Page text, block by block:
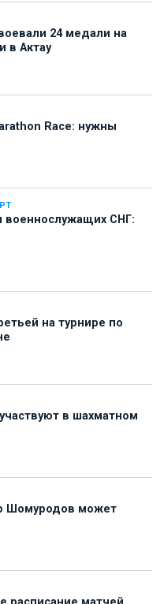
24 медали на
в Актау
Race: нужны
военнослужащих СНГ:
на турнире по
в шахматном
Шомуродов может